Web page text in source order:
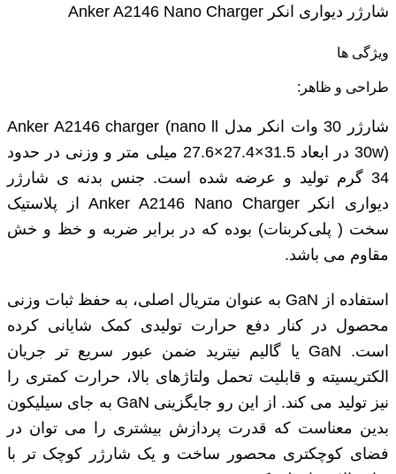
شارژر دیواری انکر Anker A2146 Nano Charger
ویژگی ها
طراحی و ظاهر:
شارژر 30 وات انکر مدل Anker A2146 charger (nano ll
30w) در ابعاد 31.5×27.4×27.6 میلی ‌متر و وزنی در حدود
34 گرم تولید و عرضه شده است. جنس بدنه ی شارژر
دیواری انکر Anker A2146 Nano Charger از پلاستیک
سخت ( پلی‌کربنات) بوده که در برابر ضربه و خظ و خش
مقاوم می باشد.
استفاده از GaN به عنوان متریال اصلی، به حفظ ثبات وزنی
محصول در کنار دفع حرارت تولیدی کمک شایانی کرده
است. GaN یا گالیم نیترید ضمن عبور سریع تر جریان
الکتریسیته و قابلیت تحمل ولتاژهای بالا، حرارت کمتری را
نیز تولید می کند. از این رو جایگزینی GaN به جای سیلیکون
بدین معناست که قدرت پردازش بیشتری را می توان در
فضای کوچکتری محصور ساخت و یک شارژر کوچک تر با